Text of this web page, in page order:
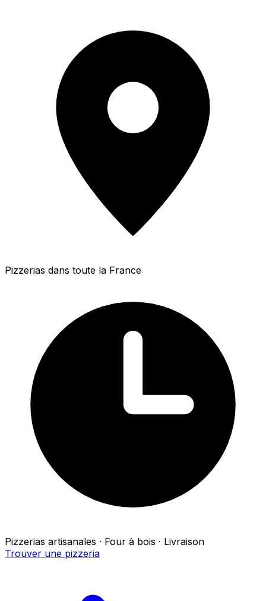
Pizzerias dans toute la France
Pizzerias artisanales · Four à bois · Livraison
Trouver une pizzeria